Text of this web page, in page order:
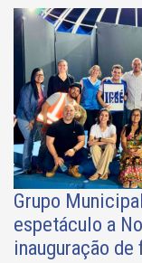
Grupo
espetáculo a
inauguração